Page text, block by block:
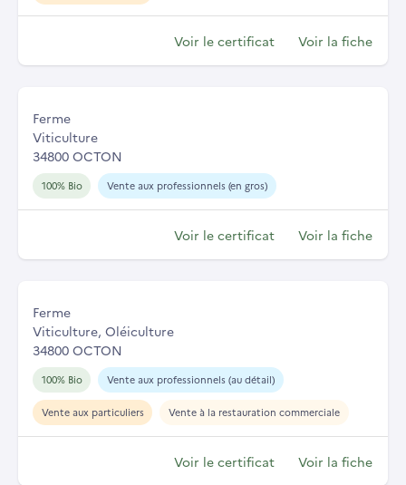
Voir le certificat Voir la fiche
Ferme
Viticulture
34800 OCTON
100% Bio Vente aux professionnels (en gros)
Voir le certificat Voir la fiche
Ferme
Viticulture, Oléiculture
34800 OCTON
100% Bio Vente aux professionnels (au détail)
Vente aux particuliers Vente à la restauration commerciale
Voir le certificat Voir la fiche